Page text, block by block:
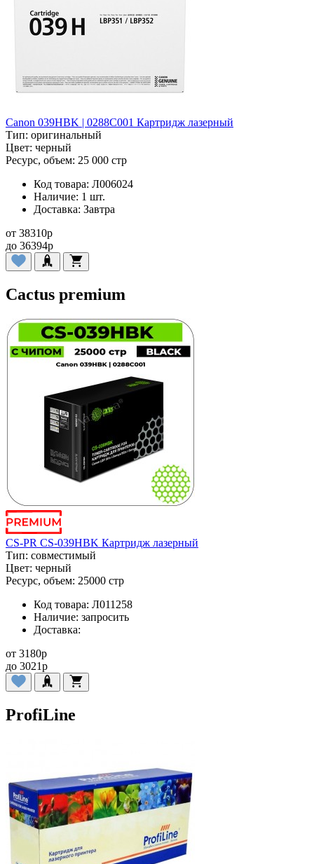
Canon 039HBK | 0288C001 Картридж лазерный
Тип: оригинальный
Цвет: черный
Ресурс, объем: 25 000 стр
Код товара: Л006024
Наличие: 1 шт.
Доставка: Завтра
от 38310p
до 36394p
Cactus premium
CS-PR CS-039HBK Картридж лазерный
Тип: совместимый
Цвет: черный
Ресурс, объем: 25000 стр
Код товара: Л011258
Наличие: запросить
Доставка:
от 3180p
до 3021p
ProfiLine